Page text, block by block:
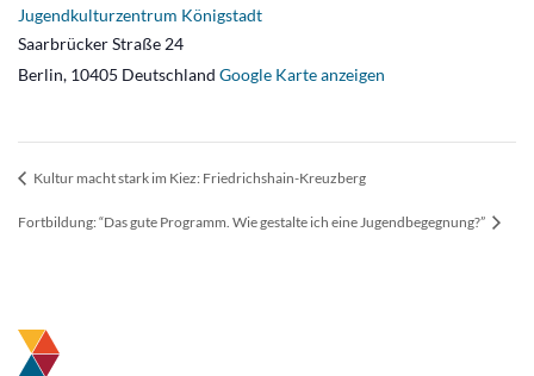
Jugendkulturzentrum Königstadt
Saarbrücker Straße 24
Berlin, 10405 Deutschland Google Karte anzeigen
Kultur macht stark im Kiez: Friedrichshain-Kreuzberg
Fortbildung: “Das gute Programm. Wie gestalte ich eine Jugendbegegnung?”